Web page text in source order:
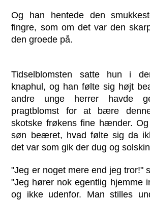
Og han hentede den
fingre, som om det var den
den groede på.
Tidselblomsten satte hun i
knaphul, og han følte sig højt
andre unge herrer havde
pragtblomst for at bære
skotske frøkens fine hænder.
søn beæret, hvad følte sig da
det var som gik der dug og
"Jeg er noget mere end jeg tror!"
"Jeg hører nok egentlig hjemme
og ikke udenfor. Man stilles